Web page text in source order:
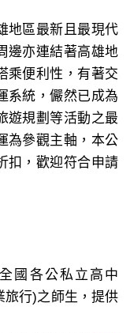
地區最新且最現代
邊亦連結著高雄地
乘便利性，有著交
系統，儼然已成為
遊規劃等活動之最
為參觀主軸，本公
扣，歡迎符合申請
國各公私立高中
旅行)之師生，提供